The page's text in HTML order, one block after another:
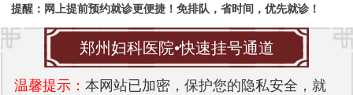
提醒：网上提前预约就诊更便捷！免排队，省时间，优先就诊！
郑州妇科医院•快速挂号通道
温馨提示： 本网站已加密，保护您的隐私安全，就